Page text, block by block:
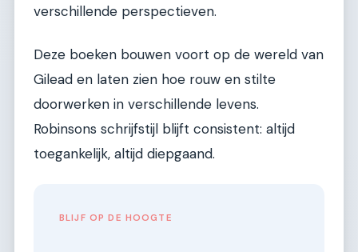
verschillende perspectieven.
Deze boeken bouwen voort op de wereld van
Gilead en laten zien hoe rouw en stilte
doorwerken in verschillende levens.
Robinsons schrijfstijl blijft consistent: altijd
toegankelijk, altijd diepgaand.
BLIJF OP DE HOOGTE